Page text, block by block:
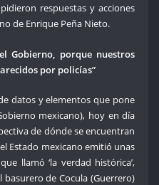
respuestas y acciones
de Enrique Peña Nieto.
Gobierno, porque nuestros
por policías”
datos y elementos que pone
mexicano), hoy en día
de dónde se encuentran
Estado mexicano emitió unas
llamó ‘la verdad histórica’,
basurero de Cocula (Guerrero)